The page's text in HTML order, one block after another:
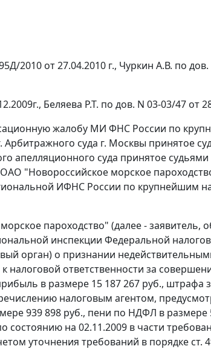
2010 от 27.04.2010 г., Чуркин А.В. по
Беляева Р.Т. по дов. N 03-03/47 от
жалобу МИ ФНС России по
суда г. Москвы принятое
апелляционного суда принятое
"Новороссийское морское
ИФНС России по крупнейшим
пароходство" (далее - заявитель,
инспекции Федеральной
орган) о признании
ответственности за
в размере 15 187 267 руб., штрафа
налоговым агентом,
939 898 руб., пени по НДФЛ в размере
на 02.11.2009 в части
уточнения требований в порядке ст.